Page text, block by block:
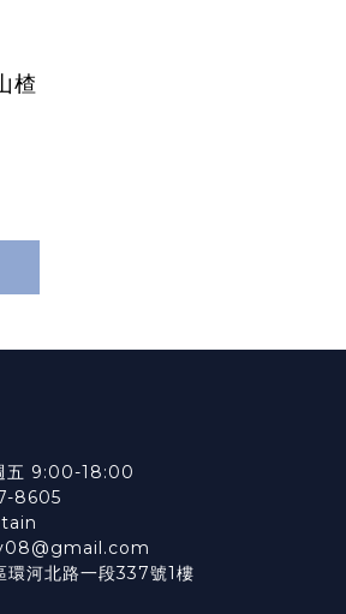
楂
五 9:00-18:00
8605
河北路一段337號1樓